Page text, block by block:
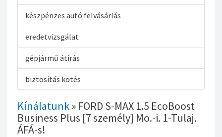
készpénzes autó felvásárlás
eredetvizsgálat
gépjármű átírás
biztosítás kötés
Kínálatunk» FORD S-MAX 1.5 EcoBoost
Business Plus [7 személy] Mo.-i. 1-Tulaj.
ÁFÁ-s!